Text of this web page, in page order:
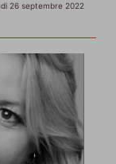
26 septembre 2022